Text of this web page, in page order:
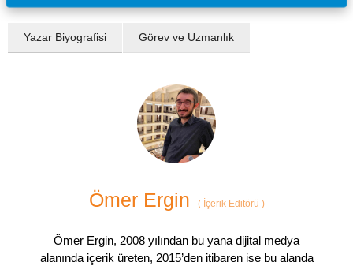
Yazar Biyografisi Görev ve Uzmanlık
Ömer Ergin (İçerik Editörü )
Ömer Ergin, 2008 yılından bu yana dijital medya
alanında içerik üreten, 2015’den itibaren ise bu alanda